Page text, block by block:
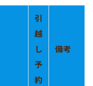
引
越
し
予
約
備考